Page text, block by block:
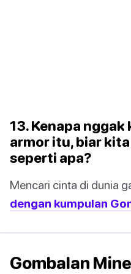
13. Kenapa nggak
armor itu, biar
seperti apa?
Mencari cinta di dunia
dengan kumpulan
Gombalan